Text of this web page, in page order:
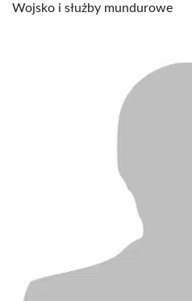
Wojsko i służby mundurowe